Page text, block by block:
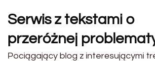
Serwis z tekstami o
przeróżnej
Pociągający blog z interesującymi